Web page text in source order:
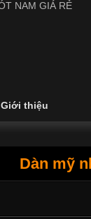
Giới thiệu
Dàn mỹ